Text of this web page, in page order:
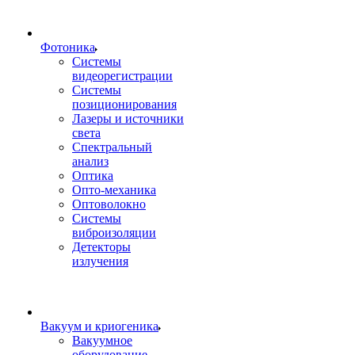
Фотоника
Cистемы
видеорегистрации
Системы
позиционирования
Лазеры и источники
света
Спектральный
анализ
Оптика
Опто-механика
Оптоволокно
Системы
виброизоляции
Детекторы
излучения
Вакуум и криогеника
Вакуумное